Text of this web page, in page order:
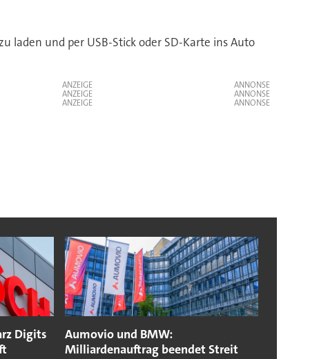
laden und per USB-Stick oder SD-Karte ins Auto
ANZEIGE
ANZEIGE
ANZEIGE
Digits
Aumovio und BMW:
Milliardenauftrag beendet Streit